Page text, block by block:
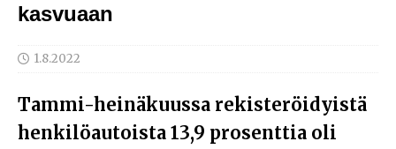
kasvuaan
1.8.2022
Tammi-heinäkuussa rekisteröidyistä
henkilöautoista 13,9 prosenttia oli